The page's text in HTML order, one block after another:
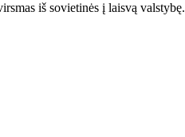
iš sovietinės į laisvą valstybę.